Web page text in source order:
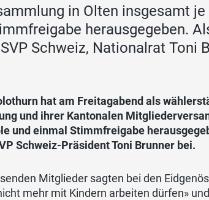
in Olten insgesamt
herausgegeben.
Schweiz, Nationalrat Toni
hat am Freitagabend als
und ihrer Kantonalen
und einmal Stimmfreigabe
Schweiz-Präsident Toni Brunner bei.
Mitglieder sagten bei den
mehr mit Kindern arbeiten dürfen»